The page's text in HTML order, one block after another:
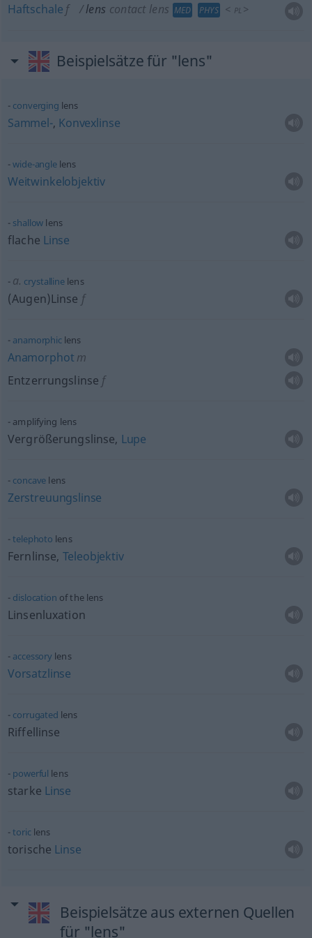
Haftschale f lens contact lens MED PHYS < PL >
Beispielsätze für "lens"
converging lens
Sammel-, Konvexlinse
wide-anglelens
Weitwinkelobjektiv
shallow lens
flache Linse
a. crystallinelens
(Augen)Linse f
anamorphiclens
Anamorphot m
Entzerrungslinse f
amplifying lens
Vergrößerungslinse, Lupe
concave lens
Zerstreuungslinse
telephoto lens
Fernlinse, Teleobjektiv
dislocation of the lens
Linsenluxation
accessory lens
Vorsatzlinse
corrugated lens
Riffellinse
powerful lens
starke Linse
toriclens
torische Linse
Beispielsätze aus externen Quellen
für "lens"